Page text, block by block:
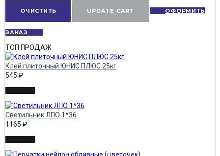
ОЧИСТИТЬ UPDATE CART ОФОРМИТЬ
ЗАКАЗ
ТОП ПРОДАЖ
Клей плиточный ЮНИС ПЛЮС 25кг
545 ₽
Светильник ЛПО 1*36
1165 ₽